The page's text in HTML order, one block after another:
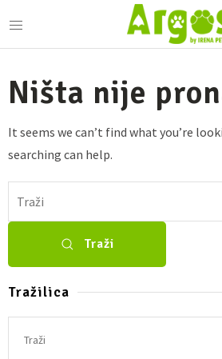
Ništa nije
It seems we can’t find what you’re
searching can help.
Traži
Tražilica